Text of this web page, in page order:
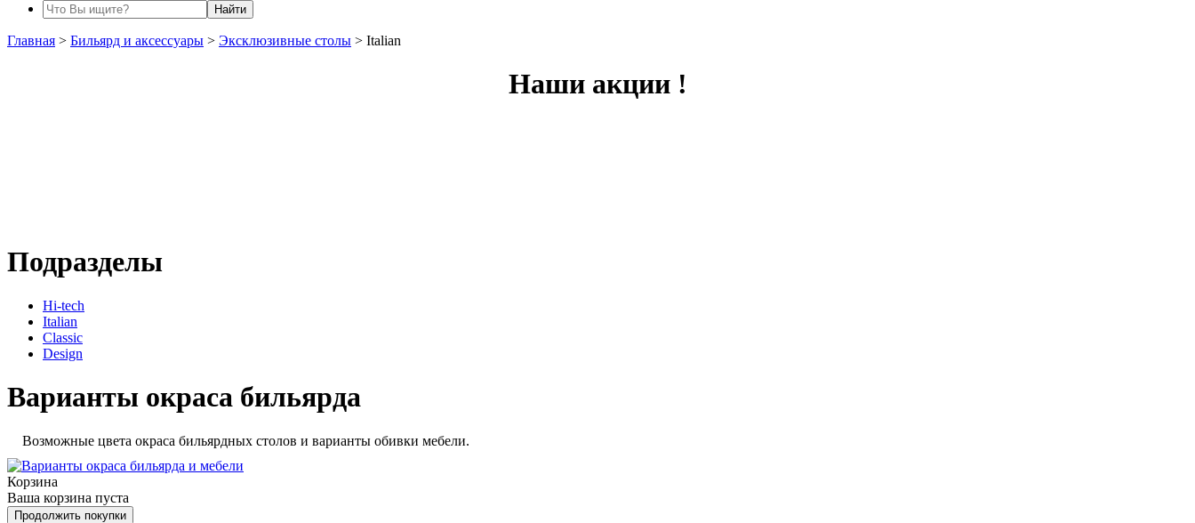
Главная > Бильярд и аксессуары > Эксклюзивные столы > Italian
Наши акции !
Подразделы
Hi-tech
Italian
Сlassic
Design
Варианты окраса бильярда
Возможные цвета окраса бильярдных столов и варианты обивки мебели.
Корзина
Ваша корзина пуста